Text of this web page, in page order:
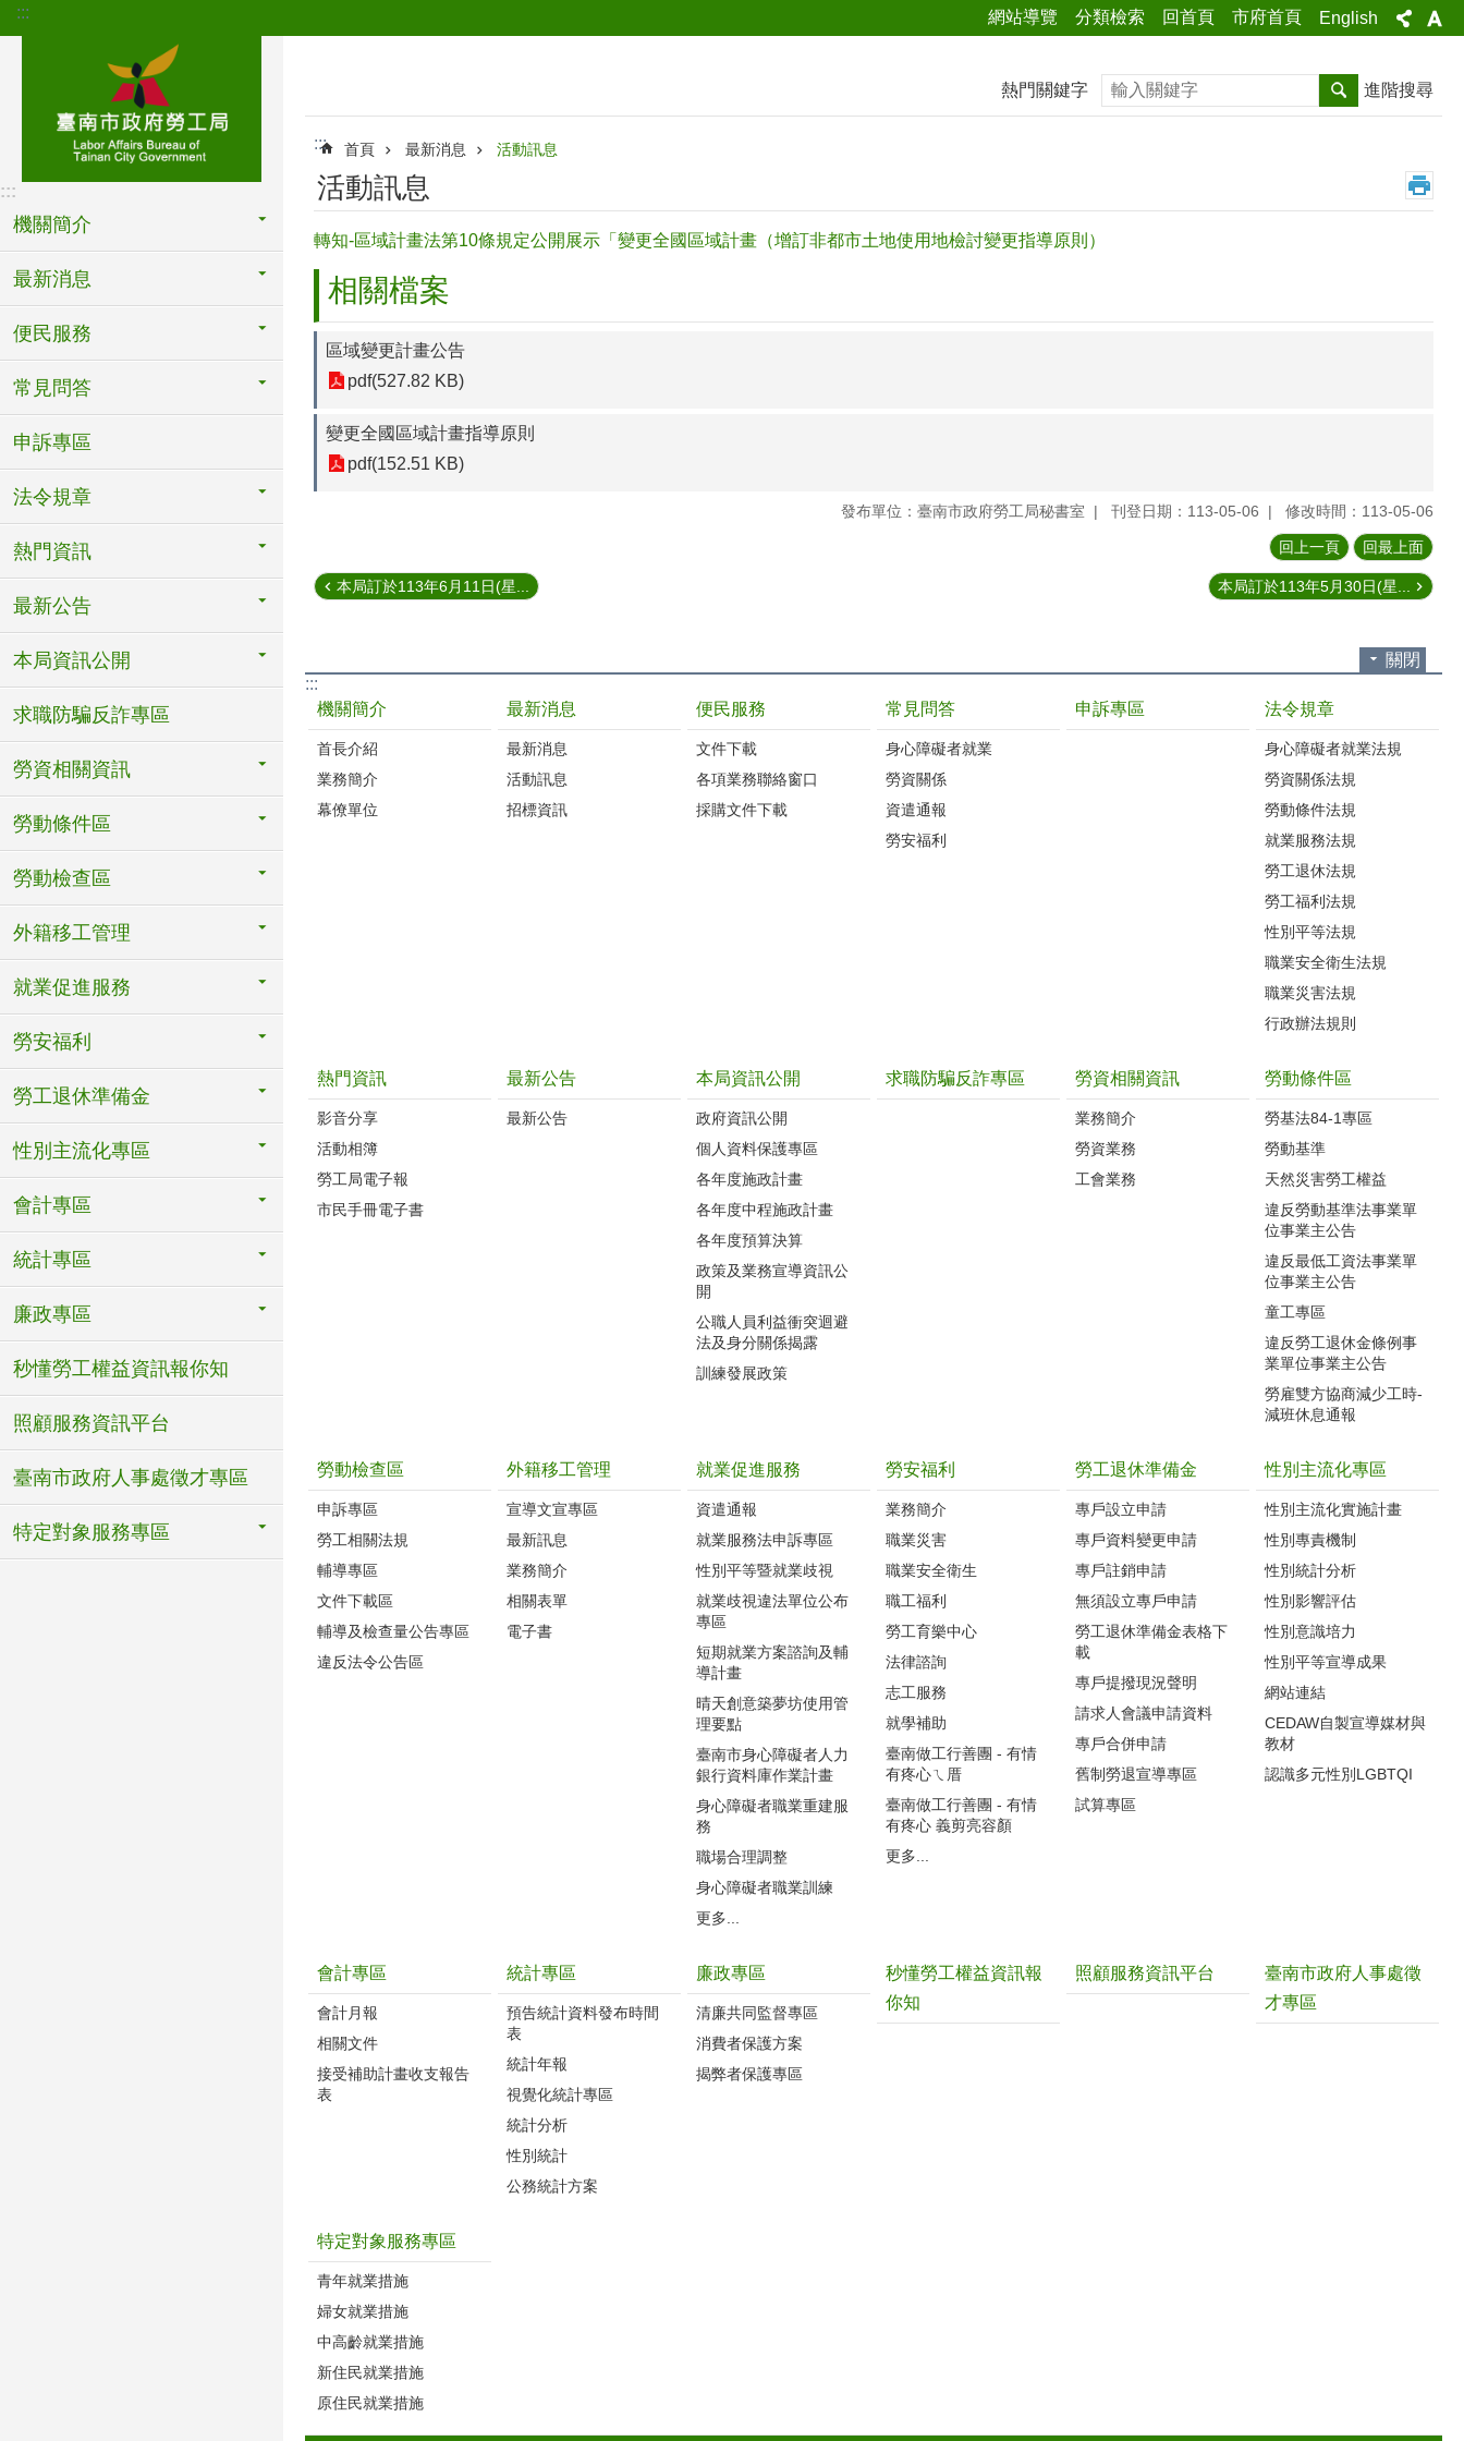
跳到主要內容區塊
::: 網站導覽 分類檢索 回首頁 市府首頁 English
:::
機關簡介
最新消息
便民服務
常見問答
申訴專區
法令規章
熱門資訊
最新公告
本局資訊公開
求職防騙反詐專區
勞資相關資訊
勞動條件區
勞動檢查區
外籍移工管理
就業促進服務
勞安福利
勞工退休準備金
性別主流化專區
會計專區
統計專區
廉政專區
秒懂勞工權益資訊報你知
照顧服務資訊平台
臺南市政府人事處徵才專區
特定對象服務專區
熱門關鍵字 搜尋 進階搜尋
::: 首頁 最新消息 活動訊息
活動訊息
轉知-區域計畫法第10條規定公開展示「變更全國區域計畫（增訂非都市土地使用地檢討變更指導原則）
相關檔案
區域變更計畫公告
pdf(527.82 KB)
變更全國區域計畫指導原則
pdf(152.51 KB)
發布單位：臺南市政府勞工局秘書室 刊登日期：113-05-06 修改時間：113-05-06
回上一頁 回最上面
本局訂於113年6月11日(星... 本局訂於113年5月30日(星...
關閉
:::
機關簡介
首長介紹
業務簡介
幕僚單位
最新消息
最新消息
活動訊息
招標資訊
便民服務
文件下載
各項業務聯絡窗口
採購文件下載
常見問答
身心障礙者就業
勞資關係
資遣通報
勞安福利
申訴專區 法令規章
身心障礙者就業法規
勞資關係法規
勞動條件法規
就業服務法規
勞工退休法規
勞工福利法規
性別平等法規
職業安全衛生法規
職業災害法規
行政辦法規則
熱門資訊
影音分享
活動相簿
勞工局電子報
市民手冊電子書
最新公告
最新公告
本局資訊公開
政府資訊公開
個人資料保護專區
各年度施政計畫
各年度中程施政計畫
各年度預算決算
政策及業務宣導資訊公
開
公職人員利益衝突迴避
法及身分關係揭露
訓練發展政策
求職防騙反詐專區 勞資相關資訊
業務簡介
勞資業務
工會業務
勞動條件區
勞基法84-1專區
勞動基準
天然災害勞工權益
違反勞動基準法事業單
位事業主公告
違反最低工資法事業單
位事業主公告
童工專區
違反勞工退休金條例事
業單位事業主公告
勞雇雙方協商減少工時-
減班休息通報
勞動檢查區
申訴專區
勞工相關法規
輔導專區
文件下載區
輔導及檢查量公告專區
違反法令公告區
外籍移工管理
宣導文宣專區
最新訊息
業務簡介
相關表單
電子書
就業促進服務
資遣通報
就業服務法申訴專區
性別平等暨就業歧視
就業歧視違法單位公布
專區
短期就業方案諮詢及輔
導計畫
晴天創意築夢坊使用管
理要點
臺南市身心障礙者人力
銀行資料庫作業計畫
身心障礙者職業重建服
務
職場合理調整
身心障礙者職業訓練
更多...
勞安福利
業務簡介
職業災害
職業安全衛生
職工福利
勞工育樂中心
法律諮詢
志工服務
就學補助
臺南做工行善團 - 有情
有疼心ㄟ厝
臺南做工行善團 - 有情
有疼心 義剪亮容顏
更多...
勞工退休準備金
專戶設立申請
專戶資料變更申請
專戶註銷申請
無須設立專戶申請
勞工退休準備金表格下
載
專戶提撥現況聲明
請求人會議申請資料
專戶合併申請
舊制勞退宣導專區
試算專區
性別主流化專區
性別主流化實施計畫
性別專責機制
性別統計分析
性別影響評估
性別意識培力
性別平等宣導成果
網站連結
CEDAW自製宣導媒材與
教材
認識多元性別LGBTQI
會計專區
會計月報
相關文件
接受補助計畫收支報告
表
統計專區
預告統計資料發布時間
表
統計年報
視覺化統計專區
統計分析
性別統計
公務統計方案
廉政專區
清廉共同監督專區
消費者保護方案
揭弊者保護專區
秒懂勞工權益資訊報
你知
照顧服務資訊平台
臺南市政府人事處徵
才專區
特定對象服務專區
青年就業措施
婦女就業措施
中高齡就業措施
新住民就業措施
原住民就業措施